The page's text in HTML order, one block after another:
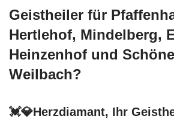
Geistheiler für
Hertlehof, Mindelberg,
Heinzenhof und
Weilbach?
💓️💎Herzdiamant, Ihr